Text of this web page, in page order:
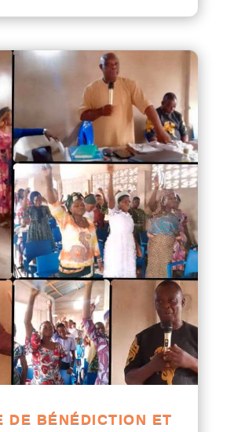
DE BÉNÉDICTION ET